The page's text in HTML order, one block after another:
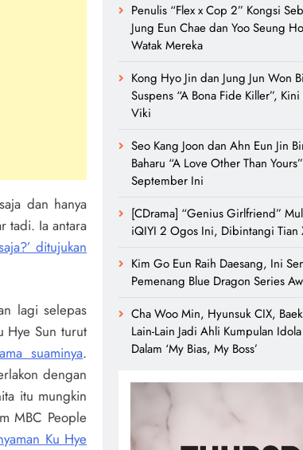
dan hanya
tadi. Ia antara
ditujukan
lagi selepas
Hye Sun turut
suaminya.
dengan
itu mungkin
MBC People
Ku Hye
Penulis “Flex x Cop 2” Kongsi
Jung Eun Chae dan Yoo Seung
Watak Mereka
Kong Hyo Jin dan Jung Jun Won
Suspens “A Bona Fide Killer”,
Viki
Seo Kang Joon dan Ahn Eun Jin
Baharu “A Love Other Than
September Ini
[CDrama] “Genius Girlfriend”
iQIYI 2 Ogos Ini, Dibintangi Tian
Kim Go Eun Raih Daesang, Ini
Pemenang Blue Dragon Series
Cha Woo Min, Hyunsuk CIX,
Lain-Lain Jadi Ahli Kumpulan
Dalam ‘My Bias, My Boss’